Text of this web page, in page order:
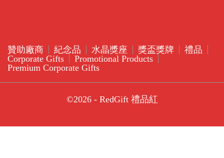
贊助廠商 紀念品 水晶獎座 獎盃獎牌
禮品
Corporate Gifts
Promotional Products
Premium Corporate Gifts
©2026 - RedGift 禮品紅